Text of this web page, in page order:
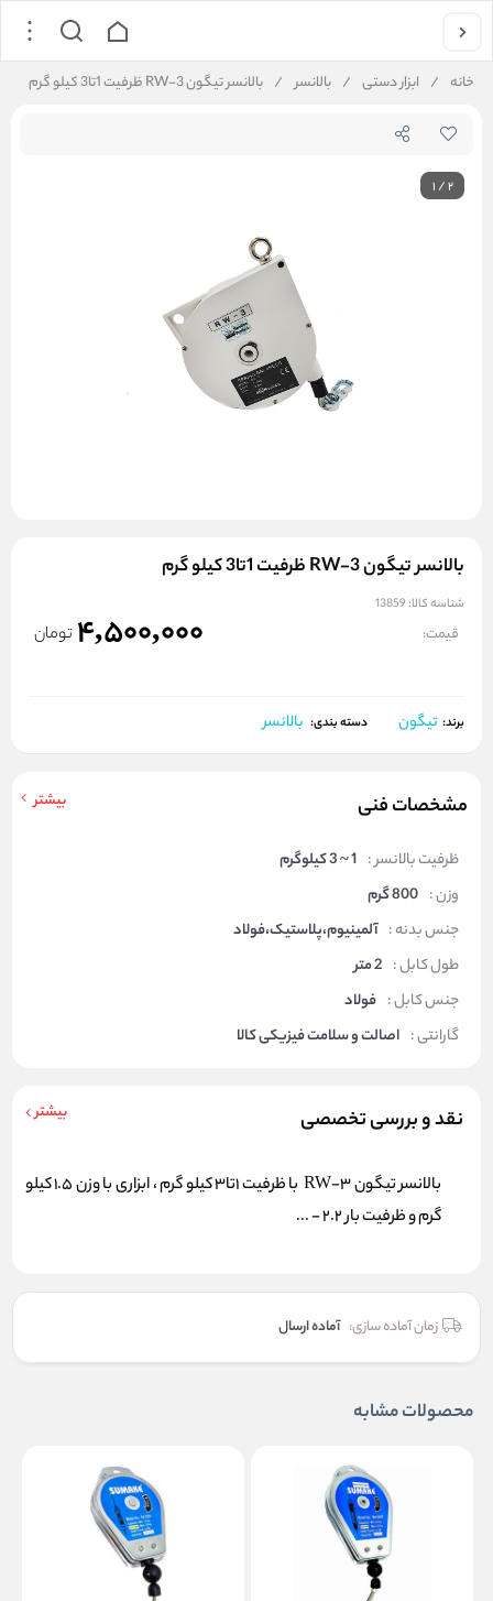
خانه / ابزار دستی / بالانسر / بالانسر تیگون RW-3 ظرفیت 1تا3 کیلو گرم
1/2
بالانسر تیگون RW-3 ظرفیت 1تا3 کیلو گرم
شناسه کالا: 13859
قیمت: 4,500,000 تومان
برند: تیگون دسته بندی: بالانسر
مشخصات فنی بیشتر
ظرفیت بالانسر : 1 ~ 3 کیلوگرم
وزن : 800 گرم
جنس بدنه : آلمینیوم،پلاستیک،فولاد
طول کابل : 2 متر
جنس کابل : فولاد
گارانتی : اصالت و سلامت فیزیکی کالا
نقد و بررسی تخصصی بیشتر
بالانسر تیگون RW-3 با ظرفیت 1تا3 کیلو گرم ، ابزاری با وزن 1.5 کیلو
گرم و ظرفیت بار 2.2 - ...
زمان آماده سازی: آماده ارسال
محصولات مشابه